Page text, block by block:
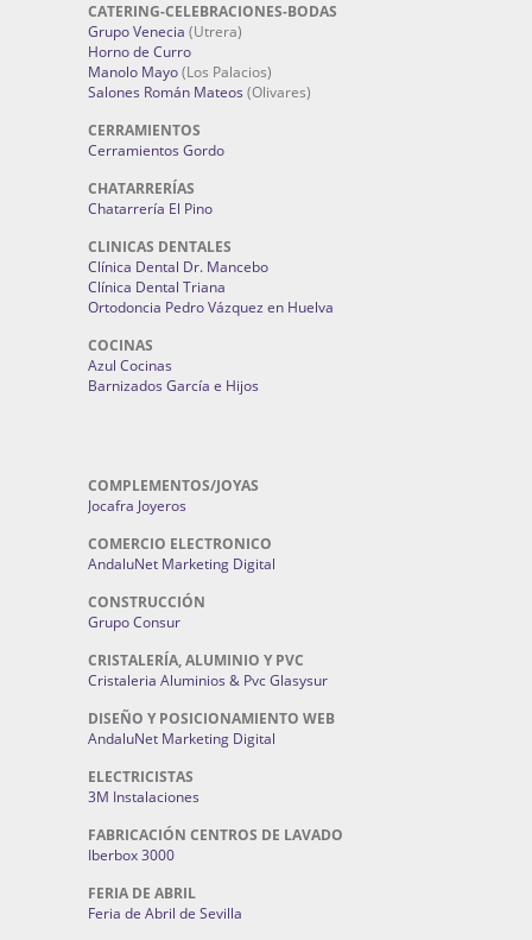
CATERING-CELEBRACIONES-BODAS
Grupo Venecia (Utrera)
Horno de Curro
Manolo Mayo(Los Palacios)
Salones Román Mateos (Olivares)
CERRAMIENTOS
Cerramientos Gordo
CHATARRERÍAS
Chatarrería El Pino
CLINICAS DENTALES
Clínica Dental Dr. Mancebo
Clínica Dental Triana
Ortodoncia Pedro Vázquez en Huelva
COCINAS
Azul Cocinas
Barnizados García e Hijos
COMPLEMENTOS/JOYAS
Jocafra Joyeros
COMERCIO ELECTRONICO
AndaluNet Marketing Digital
CONSTRUCCIÓN
Grupo Consur
CRISTALERÍA, ALUMINIO Y PVC
Cristaleria Aluminios & Pvc Glasysur
DISEÑO Y POSICIONAMIENTO WEB
AndaluNet Marketing Digital
ELECTRICISTAS
3M Instalaciones
FABRICACIÓN CENTROS DE LAVADO
Iberbox 3000
FERIA DE ABRIL
Feria de Abril de Sevilla